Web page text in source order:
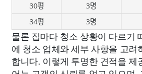
30평
3명
34평
3명
물론 집마다 청소 상황이 다르기
에 청소 업체와 세부 사항을 고려
합니다. 이렇게 투명한 견적을 제